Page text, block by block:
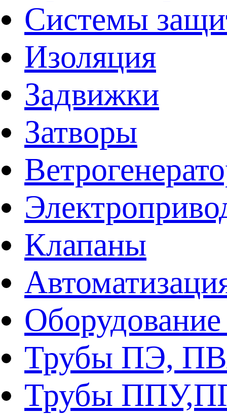
Системы
Изоляция
Задвижки
Затворы
Клапаны
Трубы ПЭ,
Трубы